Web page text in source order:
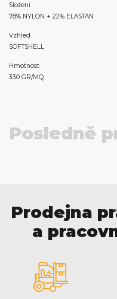
Složení
78% NYLON + 22% ELASTAN
Vzhled
SOFTSHELL
Hmotnost
330 GR/MQ
Posledně
Prodejna
a